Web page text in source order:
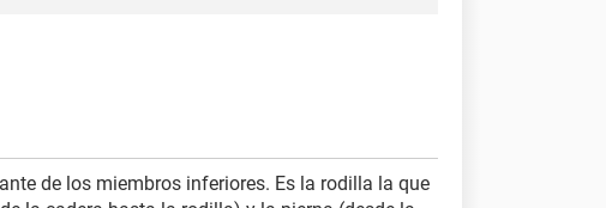
de los miembros inferiores. Es la rodilla la que